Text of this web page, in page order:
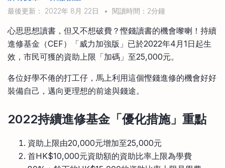
比較最抵月供計劃戶口
比較定存利率
信用卡
比較各種最優惠信用卡
其他網站
手機App與理財資訊
商業解決方案
企業服務
最後更新： 2022年 8月 22日 • 閱讀時間：2分鐘
心思思想讀書，但又不想破費？慳錢讀書的機會嚟喇！持續
進修基金（CEF）「威力加強版」已於2022年4月1日起生
效，市民可獲的資助上限「加碼」至25,000元。
各位好學不倦的打工仔，馬上利用這個慳錢進修的機會好好
裝備自己，邁向更理想的前途與錢途。
2022持續進修基金「優化措施」重點
資助上限由20,000元增加至25,000元
首HK$10,000元資助額的資助比率上限為學費